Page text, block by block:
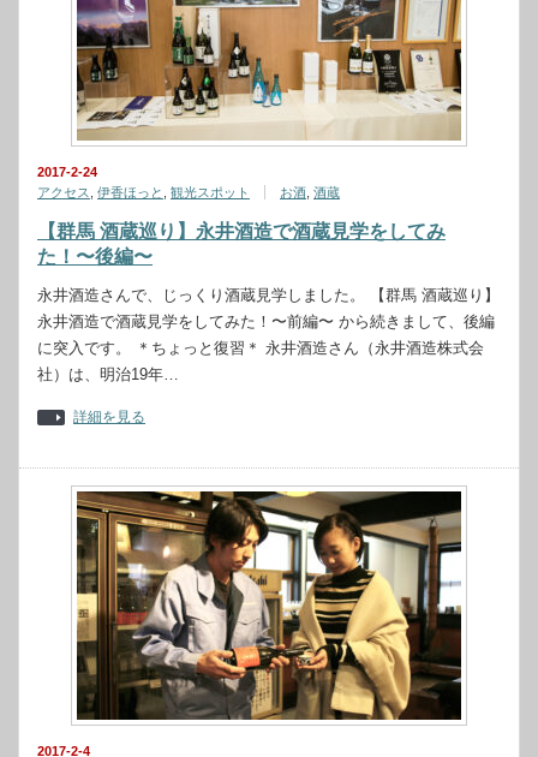
2017-2-24
アクセス
伊香ほっと 観光スポット お酒 酒蔵
【群馬 酒蔵巡り】永井酒造で酒蔵見学をしてみ
た！〜後編〜
永井酒造さんで、じっくり酒蔵見学しました。 【群馬 酒蔵巡り】
永井酒造で酒蔵見学をしてみた！〜前編〜 から続きまして、後編
に突入です。 ＊ちょっと復習＊ 永井酒造さん（永井酒造株式会
社）は、明治19年…
詳細を見る
2017-2-4